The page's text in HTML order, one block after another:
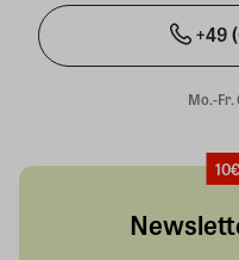
+49
Mo.-